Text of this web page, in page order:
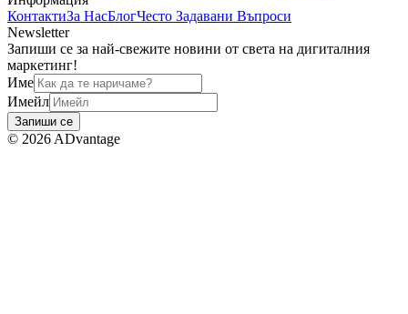
КонтактиЗа НасБлогЧесто Задавани Въпроси
Newsletter
Запиши се за най-свежите новини от света на дигиталния
маркетинг!
Име
Имейл
Запиши се
© 2026 ADvantage